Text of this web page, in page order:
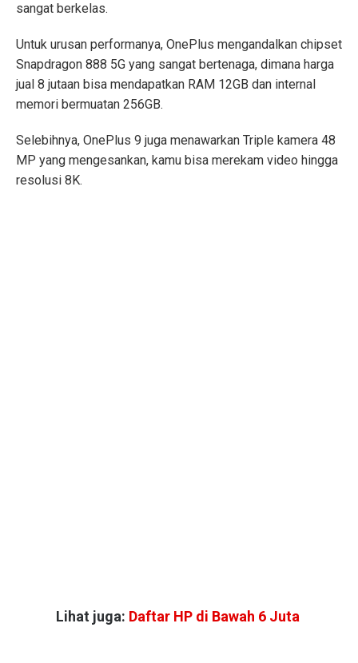
sangat berkelas.
Untuk urusan performanya, OnePlus mengandalkan chipset
Snapdragon 888 5G yang sangat bertenaga, dimana harga
jual 8 jutaan bisa mendapatkan RAM 12GB dan internal
memori bermuatan 256GB.
Selebihnya, OnePlus 9 juga menawarkan Triple kamera 48
MP yang mengesankan, kamu bisa merekam video hingga
resolusi 8K.
Lihat juga: Daftar HP di Bawah 6 Juta